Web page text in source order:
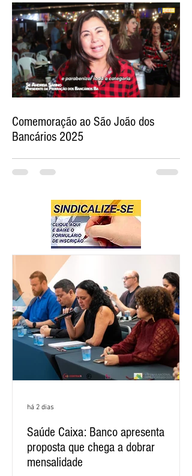
Comemoração ao São João dos
Bancários 2025
Saúde Caixa: Banco apresenta
proposta que chega a dobrar
mensalidade
há 2 dias